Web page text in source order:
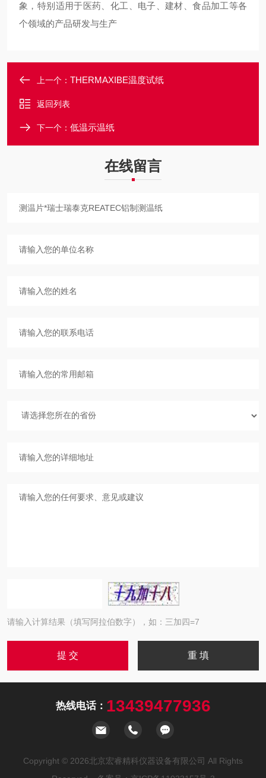
象，特别适用于医药、化工、电子、建材、食品加工等各
个领域的产品研发与生产
上一个： THERMAXIBE温度试纸
返回列表
下一个： 低温示温纸
在线留言
请输入计算结果（填写阿拉伯数字），如：三加四=7
热线电话： 13439477936
Copyright © 2026北京宏睿精科仪器设备有限公司 All Rights